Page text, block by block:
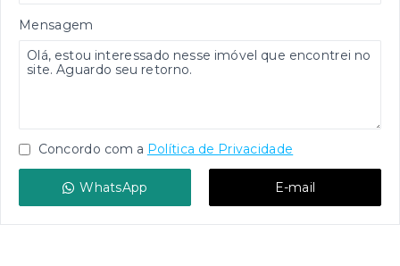
Mensagem
Concordo com a Política de Privacidade
WhatsApp E-mail